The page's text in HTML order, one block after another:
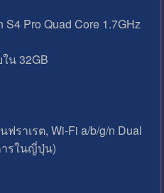
Pro Quad Core 1.7GHz
น 32GB
ราเรต, Wi-Fi a/b/g/n Dual
ารในญี่ปุ่น)